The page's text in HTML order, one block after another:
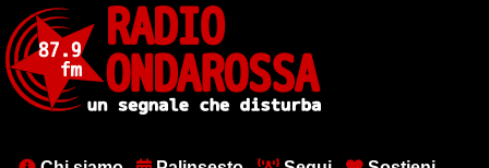
contenuto
principale
Menu